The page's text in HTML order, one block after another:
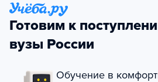
Готовим к
вузы России
Обучение в